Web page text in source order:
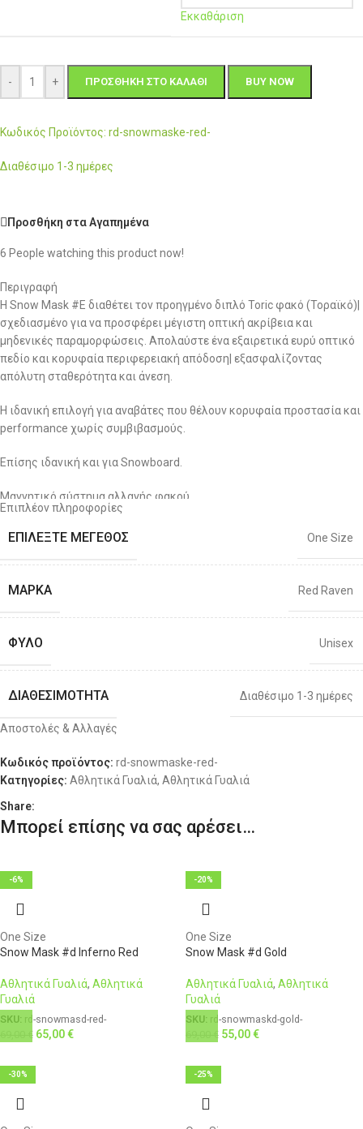
Εκκαθάριση
- + ΠΡΟΣΘΉΚΗ ΣΤΟ ΚΑΛΆΘΙ BUY NOW
Κωδικός Προϊόντος: rd-snowmaske-red-
Διαθέσιμο 1-3 ημέρες
Προσθήκη στα Αγαπημένα
6 People watching this product now!
Περιγραφή
Η Snow Mask #E διαθέτει τον προηγμένο διπλό Toric φακό (Τοραϊκό)|
σχεδιασμένο για να προσφέρει μέγιστη οπτική ακρίβεια και
μηδενικές παραμορφώσεις. Απολαύστε ένα εξαιρετικά ευρύ οπτικό
πεδίο και κορυφαία περιφερειακή απόδοση| εξασφαλίζοντας
απόλυτη σταθερότητα και άνεση.
Η ιδανική επιλογή για αναβάτες που θέλουν κορυφαία προστασία και
performance χωρίς συμβιβασμούς.
Επίσης ιδανική και για Snowboard.
Μαγνητικό σύστημα αλλαγής φακού
Αντιθαμβωτική & Αντιχαρακτική επίστρωση
Διπλός Optical Grade 1 φακός με 100% UV Προστασία
Συμβατή σχεδόν με όλα τα κράνη
Επιπλέον πληροφορίες
ΕΠΙΛΈΞΤΕ ΜΈΓΕΘΟΣ One Size
ΜΆΡΚΑ Red Raven
ΦΎΛΟ Unisex
ΔΙΑΘΕΣΙΜΌΤΗΤΑ Διαθέσιμο 1-3 ημέρες
Αποστολές & Αλλαγές
Κωδικός προϊόντος: rd-snowmaske-red-
Κατηγορίες: Αθλητικά Γυαλιά, Αθλητικά Γυαλιά
Share:
Μπορεί επίσης να σας αρέσει…
-6%
One Size
Snow Mask #d Inferno Red
Αθλητικά Γυαλιά, Αθλητικά
Γυαλιά
SKU: rd-snowmasd-red-
€ 65,00€
-20%
One Size
Snow Mask #d Gold
Αθλητικά Γυαλιά, Αθλητικά
Γυαλιά
SKU: rd-snowmaskd-gold-
€ 55,00€
-30% -25%